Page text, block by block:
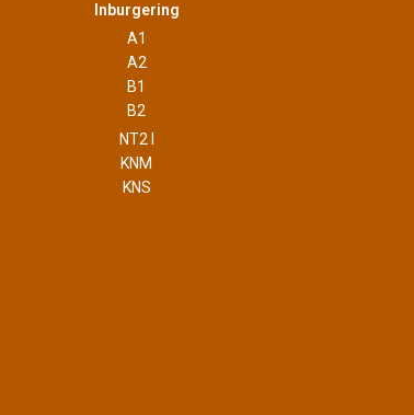
Inburgering
A1
A2
B1
B2
NT2 I
KNM
KNS